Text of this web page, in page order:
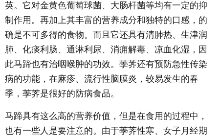
英。它对金黄色葡萄球菌、大肠杆菌等均有一定的抑
制作用。再加上其丰富的营养成分和独特的口感，的
确是不可多得的食物。而且它还具有清肺热、生津润
肺、化痰利肠、通淋利尿、消痈解毒、凉血化湿，因
此马蹄也有治咽喉肿的功效。荸荠还有预防急性传染
病的功能，在麻疹、流行性脑膜炎，较易发生的春
季，荸荠是很好的防病食品。
马蹄具有这么高的营养价值，但是在食用的过程中，
也有一些人是要注意的。由于荸荠性寒、女子月经期